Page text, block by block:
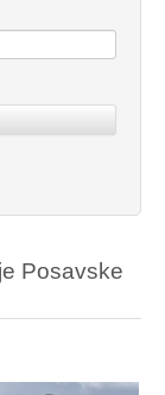
Posavske